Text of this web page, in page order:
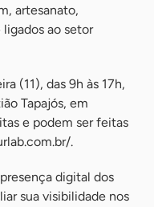
artesanato,
ao setor
(11), das 9h às 17h,
Tapajós, em
e podem ser feitas
.
digital dos
sua visibilidade nos